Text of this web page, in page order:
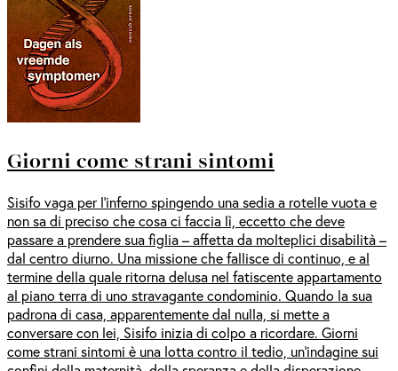
Giorni come strani sintomi
Sisifo vaga per l’inferno spingendo una sedia a rotelle vuota e
non sa di preciso che cosa ci faccia lì, eccetto che deve
passare a prendere sua figlia – affetta da molteplici disabilità –
dal centro diurno. Una missione che fallisce di continuo, e al
termine della quale ritorna delusa nel fatiscente appartamento
al piano terra di uno stravagante condominio. Quando la sua
padrona di casa, apparentemente dal nulla, si mette a
conversare con lei, Sisifo inizia di colpo a ricordare. Giorni
come strani sintomi è una lotta contro il tedio, un’indagine sui